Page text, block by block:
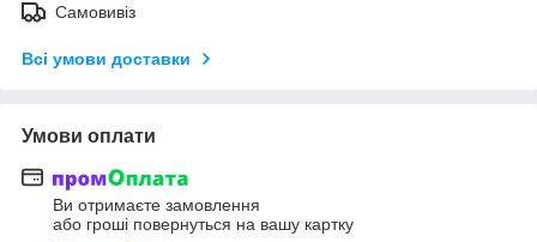
Самовивіз
Всі умови доставки
Умови оплати
Ви отримаєте замовлення
або гроші повернуться на вашу картку